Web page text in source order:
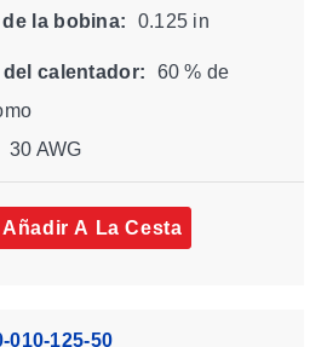
la bobina: 0.125 in
del calentador:
60 % de
30 AWG
Añadir A La Cesta
010-125-50